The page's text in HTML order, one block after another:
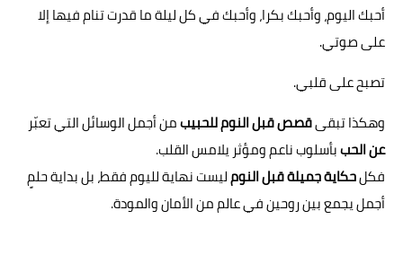
أحبك اليوم، وأحبك بكرا، وأحبك في كل ليلة ما قدرت تنام فيها إلا
على صوتي.
تصبح على قلبي.
وهكذا تبقىقصص قبل النوم للحبيبمن أجمل الوسائل التي تعبّر
عن الحببأسلوب ناعم ومؤثر يلامس القلب.
فكلحكاية جميلة قبل النومليست نهاية لليوم فقط، بل بداية حلمٍ
أجمل يجمع بين روحين في عالم من الأمان والمودة.